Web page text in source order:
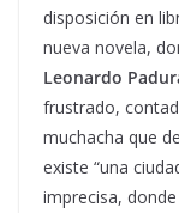
disposición en
nueva novela,
Leonardo
frustrado,
muchacha que
existe “una
imprecisa,